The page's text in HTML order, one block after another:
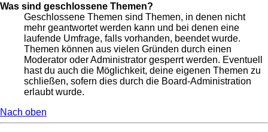
Was sind geschlossene Themen?
Geschlossene Themen sind Themen, in denen nicht
mehr geantwortet werden kann und bei denen eine
laufende Umfrage, falls vorhanden, beendet wurde.
Themen können aus vielen Gründen durch einen
Moderator oder Administrator gesperrt werden. Eventuell
hast du auch die Möglichkeit, deine eigenen Themen zu
schließen, sofern dies durch die Board-Administration
erlaubt wurde.
Nach oben